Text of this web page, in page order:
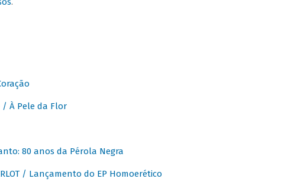
/ À Pele da Flor
80 anos da Pérola Negra
/ Lançamento do EP Homoerético